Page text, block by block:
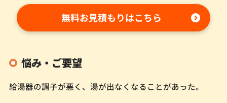
無料お見積もりはこちら
悩み・ご要望
給湯器の調子が悪く、湯が出なくなることがあった。